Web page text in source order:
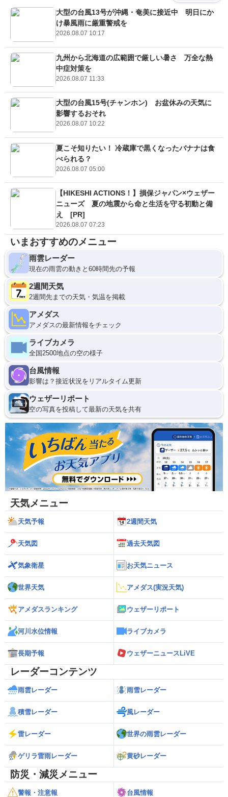
大型の台風13号が沖縄・奄美に接近中 明日にか
け暴風雨に厳重警戒を
2026.08.07 10:17
九州から北海道の広範囲で厳しい暑さ 万全な熱
中症対策を
2026.08.07 11:33
大型の台風15号(チャンホン) お盆休みの天気に
影響するおそれ
2026.08.07 10:22
夏こそ知りたい！ 冷蔵庫で黒くなったバナナは食
べられる？
2026.08.07 05:00
【HIKESHI ACTIONS！】損保ジャパン×ウェザー
ニューズ 夏の地震から命と生活を守る初動と備
え [PR]
2026.08.07 07:23
いまおすすめのメニュー
雨雲レーダー
現在の雨雲の動きと60時間先の予報
2週間天気
2週間先までの天気・気温を掲載
アメダス
アメダスの最新情報をチェック
ライブカメラ
全国2500地点の空の様子
台風情報
影響は？接近状況をリアルタイム更新
ウェザーリポート
空の写真を投稿して最新の天気を共有
天気メニュー
天気予報 2週間天気
天気図 過去天気図
気象衛星 お天気ニュース
世界天気 アメダス(実況天気)
アメダスランキング ウェザーリポート
河川水位情報 ライブカメラ
長期予報 ウェザーニュースLiVE
レーダーコンテンツ
雨雲レーダー 雨雪レーダー
積雪レーダー 風レーダー
雷レーダー 世界の雨雲レーダー
ゲリラ雷雨レーダー 黄砂レーダー
防災・減災メニュー
警報・注意報 台風情報